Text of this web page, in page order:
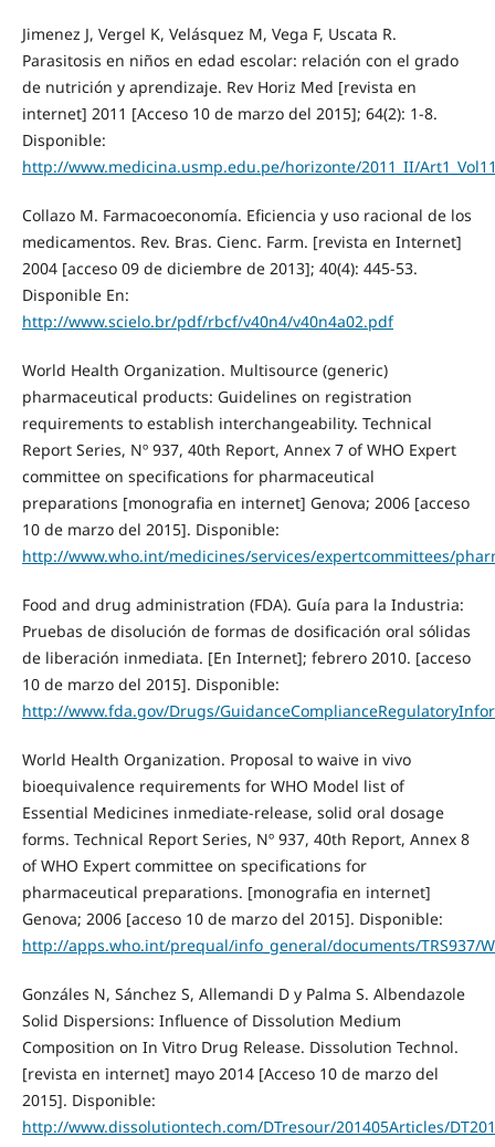
Jimenez J, Vergel K, Velásquez M, Vega F, Uscata R.
Parasitosis en niños en edad escolar: relación con el grado
de nutrición y aprendizaje. Rev Horiz Med [revista en
internet] 2011 [Acceso 10 de marzo del 2015]; 64(2): 1-8.
Disponible:
http://www.medicina.usmp.edu.pe/horizonte/2011_II/
Collazo M. Farmacoeconomía. Eficiencia y uso racional de los
medicamentos. Rev. Bras. Cienc. Farm. [revista en Internet]
2004 [acceso 09 de diciembre de 2013]; 40(4): 445-53.
Disponible En:
http://www.scielo.br/pdf/rbcf/v40n4/v40n4a02.pdf
World Health Organization. Multisource (generic)
pharmaceutical products: Guidelines on registration
requirements to establish interchangeability. Technical
Report Series, Nº 937, 40th Report, Annex 7 of WHO Expert
committee on specifications for pharmaceutical
preparations [monografia en internet] Genova; 2006 [acceso
10 de marzo del 2015]. Disponible:
http://www.who.int/medicines/services/expertcommittees/
Food and drug administration (FDA). Guía para la Industria:
Pruebas de disolución de formas de dosificación oral sólidas
de liberación inmediata. [En Internet]; febrero 2010. [acceso
10 de marzo del 2015]. Disponible:
http://www.fda.gov/Drugs/
World Health Organization. Proposal to waive in vivo
bioequivalence requirements for WHO Model list of
Essential Medicines inmediate-release, solid oral dosage
forms. Technical Report Series, Nº 937, 40th Report, Annex 8
of WHO Expert committee on specifications for
pharmaceutical preparations. [monografia en internet]
Genova; 2006 [acceso 10 de marzo del 2015]. Disponible:
http://apps.who.int/prequal/info_general/documents/TRS937/
Gonzáles N, Sánchez S, Allemandi D y Palma S. Albendazole
Solid Dispersions: Influence of Dissolution Medium
Composition on In Vitro Drug Release. Dissolution Technol.
[revista en internet] mayo 2014 [Acceso 10 de marzo del
2015]. Disponible:
http://www.dissolutiontech.com/DTresour/201405Articles/